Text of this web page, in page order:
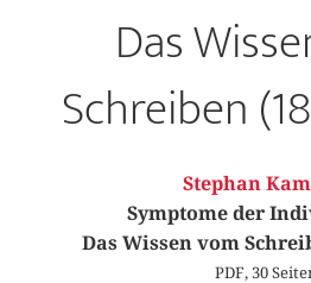
Das
Schreiben
Stephan
Symptome der
Das Wissen vom
PDF, 30